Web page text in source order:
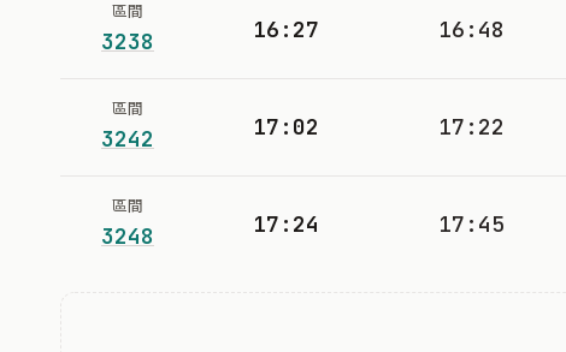
區間
3238 16:27 16:48
區間
3242 17:02 17:22
區間
3248 17:24 17:45